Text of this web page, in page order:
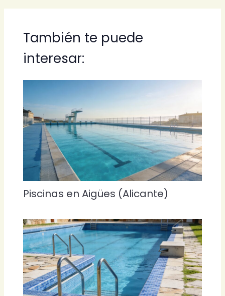
También te puede
interesar:
Piscinas en Aigües (Alicante)